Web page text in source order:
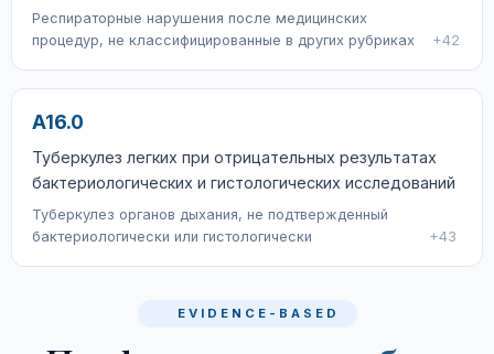
Респираторные нарушения после медицинских
процедур, не классифицированные в других рубриках
+42
A16.0
Туберкулез легких при отрицательных результатах
бактериологических и гистологических исследований
Туберкулез органов дыхания, не подтвержденный
бактериологически или гистологически
+43
EVIDENCE-BASED